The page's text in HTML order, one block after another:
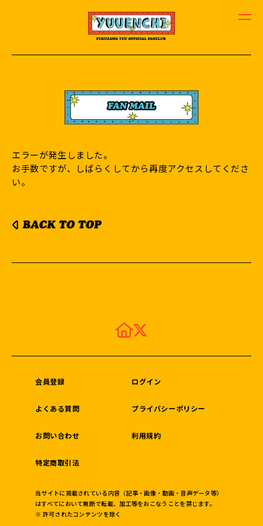
エラーが発生しました。
お手数ですが、しばらくしてから再度アクセスしてくださ
い。
会員登録 ログイン
よくある質問 プライバシーポリシー
お問い合わせ 利用規約
特定商取引法
当サイトに掲載されている内容（記事・画像・動画・音声データ等）
はすべてにおいて無断で転載、加工等をおこなうことを禁じます。
※ 許可されたコンテンツを除く